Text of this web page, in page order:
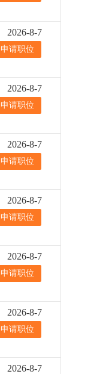
2026-8-7
申请职位
2026-8-7
申请职位
2026-8-7
申请职位
2026-8-7
申请职位
2026-8-7
申请职位
2026-8-7
申请职位
2026-8-7